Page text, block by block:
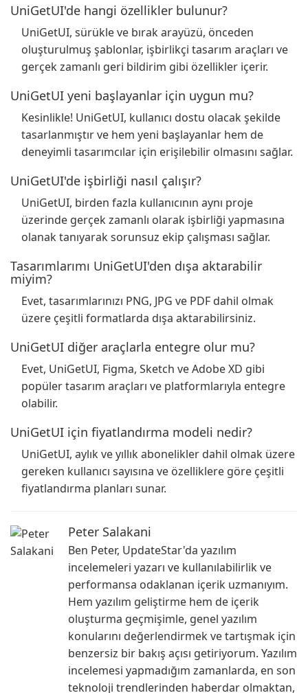
UniGetUI'de hangi özellikler bulunur?
UniGetUI, sürükle ve bırak arayüzü, önceden
oluşturulmuş şablonlar, işbirlikçi tasarım araçları ve
gerçek zamanlı geri bildirim gibi özellikler içerir.
UniGetUI yeni başlayanlar için uygun mu?
Kesinlikle! UniGetUI, kullanıcı dostu olacak şekilde
tasarlanmıştır ve hem yeni başlayanlar hem de
deneyimli tasarımcılar için erişilebilir olmasını sağlar.
UniGetUI'de işbirliği nasıl çalışır?
UniGetUI, birden fazla kullanıcının aynı proje
üzerinde gerçek zamanlı olarak işbirliği yapmasına
olanak tanıyarak sorunsuz ekip çalışması sağlar.
Tasarımlarımı UniGetUI'den dışa aktarabilir
miyim?
Evet, tasarımlarınızı PNG, JPG ve PDF dahil olmak
üzere çeşitli formatlarda dışa aktarabilirsiniz.
UniGetUI diğer araçlarla entegre olur mu?
Evet, UniGetUI, Figma, Sketch ve Adobe XD gibi
popüler tasarım araçları ve platformlarıyla entegre
olabilir.
UniGetUI için fiyatlandırma modeli nedir?
UniGetUI, aylık ve yıllık abonelikler dahil olmak üzere
gereken kullanıcı sayısına ve özelliklere göre çeşitli
fiyatlandırma planları sunar.
Peter Salakani
Ben Peter, UpdateStar'da yazılım
incelemeleri yazarı ve kullanılabilirlik ve
performansa odaklanan içerik uzmanıyım.
Hem yazılım geliştirme hem de içerik
oluşturma geçmişimle, genel yazılım
konularını değerlendirmek ve tartışmak için
benzersiz bir bakış açısı getiriyorum. Yazılım
incelemesi yapmadığım zamanlarda, en son
teknoloji trendlerinden haberdar olmaktan,